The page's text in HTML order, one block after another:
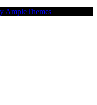
AmpleThemes